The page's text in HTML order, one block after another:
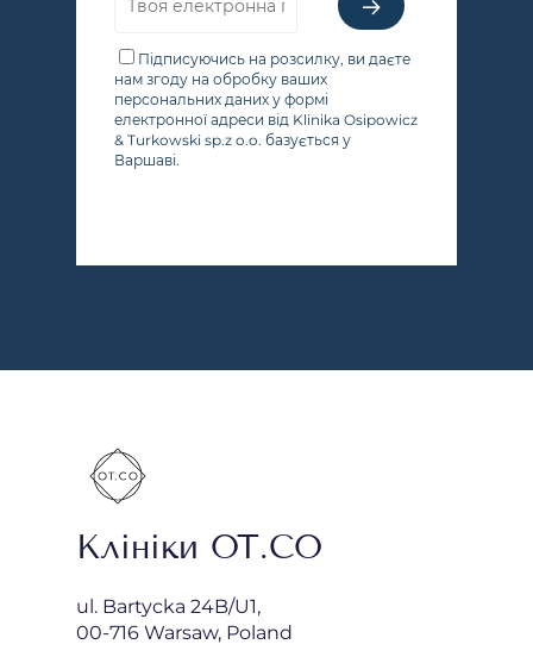
Підписуючись на розсилку, ви даєте
нам згоду на обробку ваших
персональних даних у формі
електронної адреси від Klinika Osipowicz
& Turkowski sp.z o.o. базується у
Варшаві.
Клініки OT.CO
ul. Bartycka 24B/U1,
00-716 Warsaw, Poland